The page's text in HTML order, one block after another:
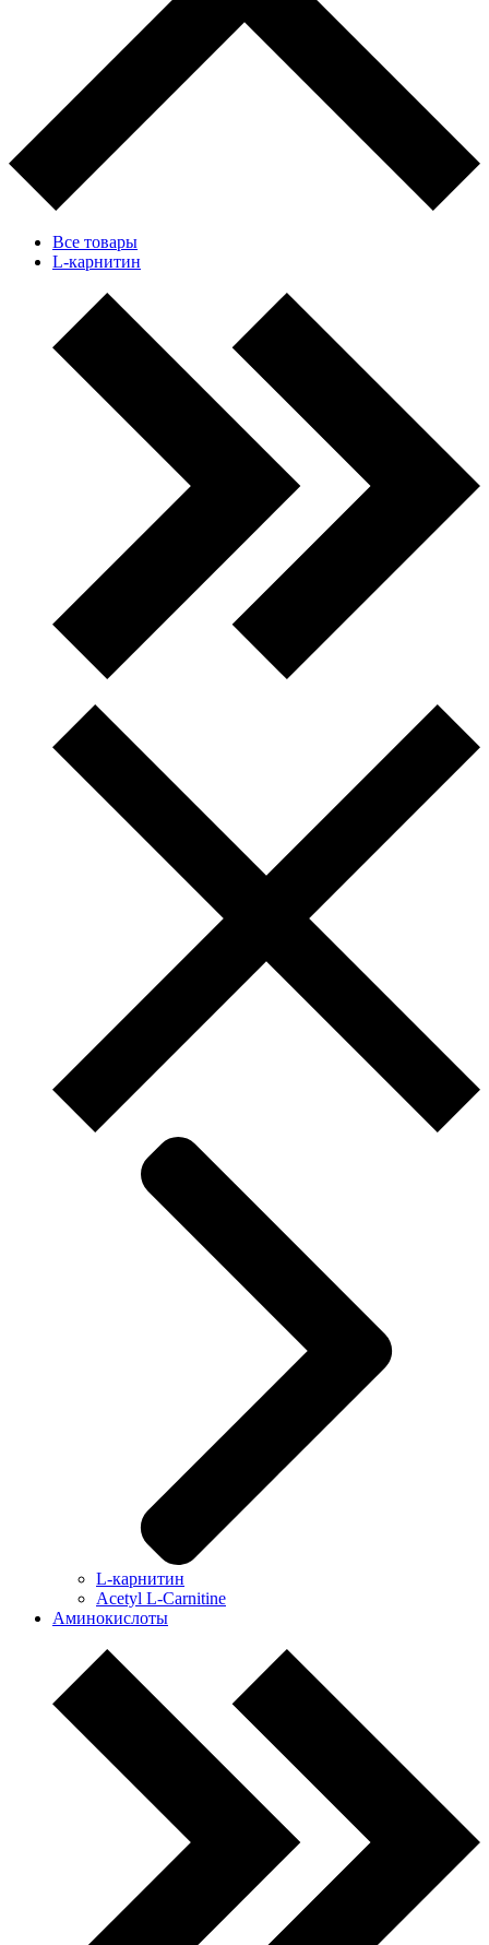
Все товары
L-карнитин
L-карнитин
Acetyl L-Carnitine
Аминокислоты